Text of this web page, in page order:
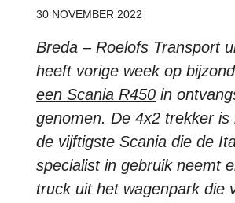
30 NOVEMBER 2022
Breda – Roelofs Transport
heeft vorige week op
een Scania R450 in
genomen. De 4x2 trekker is
de vijftigste Scania die de
specialist in gebruik neemt
truck uit het wagenpark die